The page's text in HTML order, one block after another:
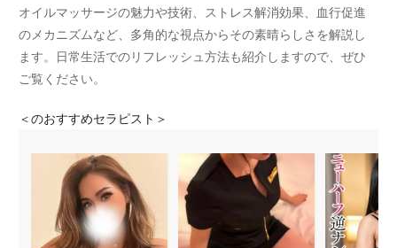
オイルマッサージの魅力や技術、ストレス解消効果、血行促進
のメカニズムなど、多角的な視点からその素晴らしさを解説し
ます。日常生活でのリフレッシュ方法も紹介しますので、ぜひ
ご覧ください。
＜のおすすめセラピスト＞